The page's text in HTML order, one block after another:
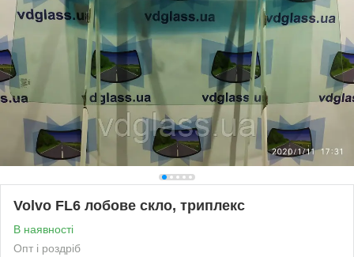
Volvo FL6 лобове скло, триплекс
В наявності
Опт і роздріб